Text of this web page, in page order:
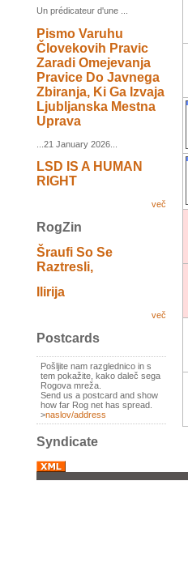
Un prédicateur d'une ...
Pismo Varuhu
Človekovih Pravic
Zaradi Omejevanja
Pravice Do Javnega
Zbiranja, Ki Ga Izvaja
Ljubljanska Mestna
Uprava
...21 January 2026...
LSD IS A HUMAN
RIGHT
več
RogZin
Šraufi So Se
Raztresli,
Ilirija
več
Postcards
Pošljite nam razglednico in s
tem pokažite, kako daleč sega
Rogova mreža.
Send us a postcard and show
how far Rog net has spread.
>naslov/address
Syndicate